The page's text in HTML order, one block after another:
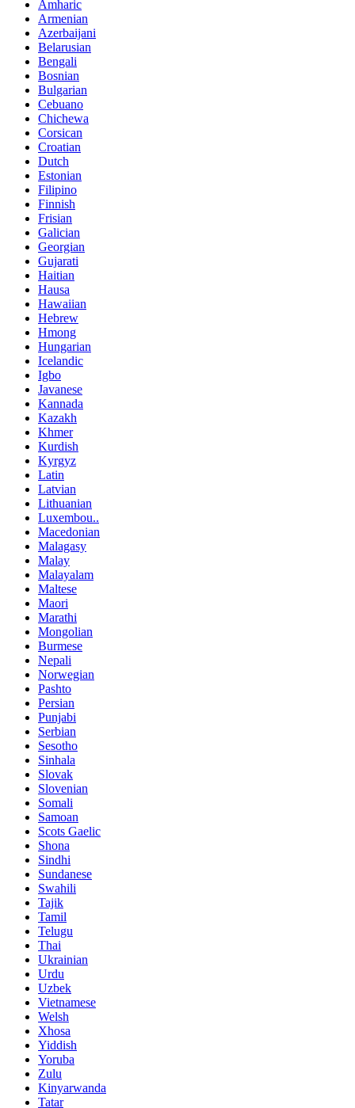
Amharic
Armenian
Azerbaijani
Belarusian
Bengali
Bosnian
Bulgarian
Cebuano
Chichewa
Corsican
Croatian
Dutch
Estonian
Filipino
Finnish
Frisian
Galician
Georgian
Gujarati
Haitian
Hausa
Hawaiian
Hebrew
Hmong
Hungarian
Icelandic
Igbo
Javanese
Kannada
Kazakh
Khmer
Kurdish
Kyrgyz
Latin
Latvian
Lithuanian
Luxembou..
Macedonian
Malagasy
Malay
Malayalam
Maltese
Maori
Marathi
Mongolian
Burmese
Nepali
Norwegian
Pashto
Persian
Punjabi
Serbian
Sesotho
Sinhala
Slovak
Slovenian
Somali
Samoan
Scots Gaelic
Shona
Sindhi
Sundanese
Swahili
Tajik
Tamil
Telugu
Thai
Ukrainian
Urdu
Uzbek
Vietnamese
Welsh
Xhosa
Yiddish
Yoruba
Zulu
Kinyarwanda
Tatar